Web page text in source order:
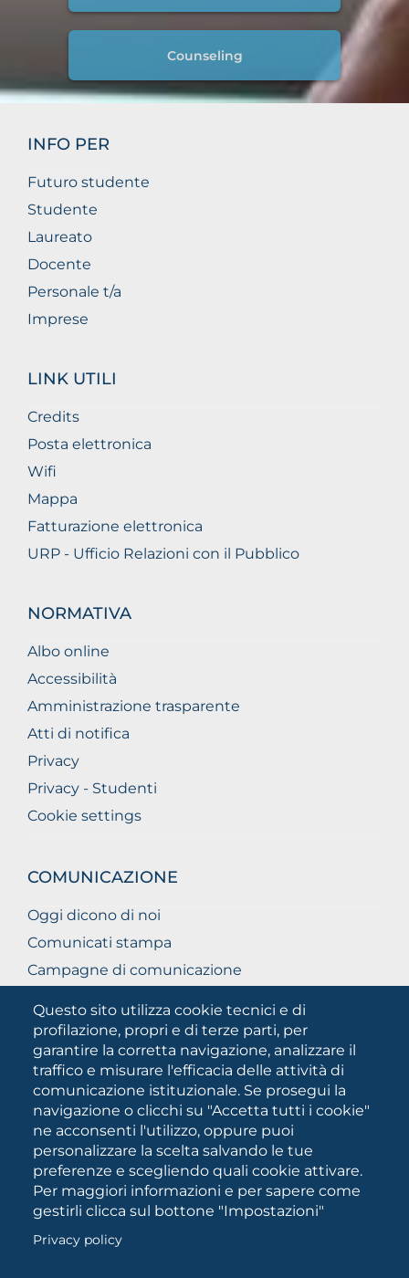
Questo sito utilizza cookie tecnici e di
profilazione, propri e di terze parti, per
garantire la corretta navigazione, analizzare il
traffico e misurare l'efficacia delle attività di
comunicazione istituzionale. Se prosegui la
navigazione o clicchi su "Accetta tutti i cookie"
ne acconsenti l'utilizzo, oppure puoi
personalizzare la scelta salvando le tue
preferenze e scegliendo quali cookie attivare.
Per maggiori informazioni e per sapere come
gestirli clicca sul bottone "Impostazioni"
Privacy policy
Counseling
INFO PER
Futuro studente
Studente
Laureato
Docente
Personale t/a
Imprese
LINK UTILI
Credits
Posta elettronica
Wifi
Mappa
Fatturazione elettronica
URP - Ufficio Relazioni con il Pubblico
NORMATIVA
Albo online
Accessibilità
Amministrazione trasparente
Atti di notifica
Privacy
Privacy - Studenti
Cookie settings
COMUNICAZIONE
Oggi dicono di noi
Comunicati stampa
Campagne di comunicazione
Unifg Mag
Manuale di identità visiva
Facts and figures
SOCIAL
MEDIA
Università degli Studi di Foggia • Via A.Gramsci 89/91 •